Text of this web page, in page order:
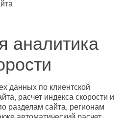
аналитика
данных по клиентской
расчет индекса скорости и
разделам сайта, регионам